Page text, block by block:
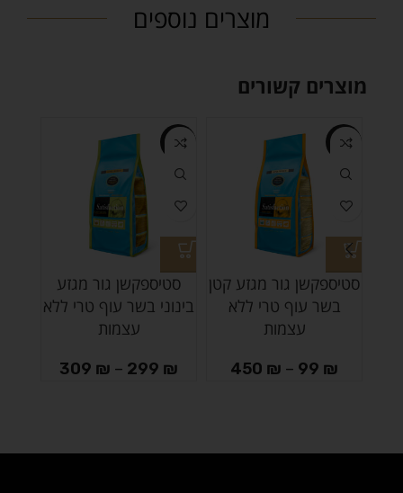
מוצרים נוספים
מוצרים קשורים
-16%
סטיספקשן גור מגזע קטן
בשר עוף טרי ללא
עצמות
99 ₪
–
450 ₪
-3%
סטיספקשן גור מגזע
בינוני בשר עוף טרי ללא
עצמות
299 ₪
–
309 ₪